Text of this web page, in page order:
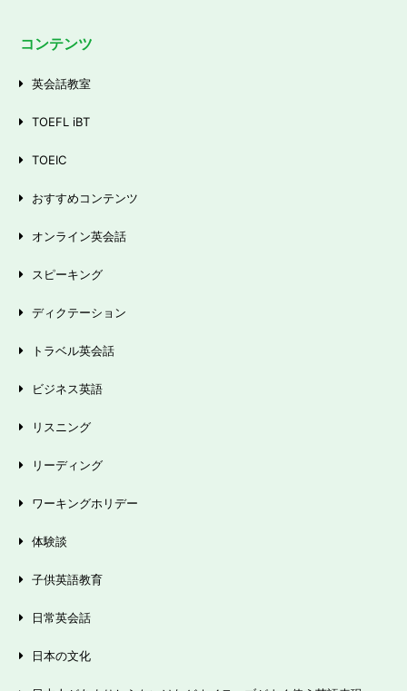
コンテンツ
英会話教室
TOEFL iBT
TOEIC
おすすめコンテンツ
オンライン英会話
スピーキング
ディクテーション
トラベル英会話
ビジネス英語
リスニング
リーディング
ワーキングホリデー
体験談
子供英語教育
日常英会話
日本の文化